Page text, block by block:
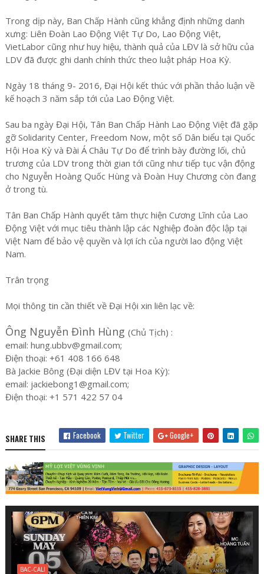
Trong dịp này, Ban Chấp Hành cũng khẳng định những danh
xưng: Liên Đoàn Lao Động Việt Tự Do, Lao Động Việt,
VietLabor cũng như huy hiệu, thành quả của LĐV là sở hữu của
LDV đã được ghi danh chính thức theo luật pháp Hoa Kỳ.
Ngày 18 tháng 9- 2016, Đại Hội kết thúc với phần thảo luận về
kế hoạch 3 năm sắp tới của Lao Động Việt.
Sau ba ngày Đại Hội, Tân Ban Chấp Hành Lao Động Việt đã gặp
gỡ Solidarity Center, Freedom Now, một số Dân biểu tại Quốc
Hội Hoa Kỳ và Đài Á Châu Tự Do để trình bày đường lối, chủ
trương của LDV trong thời gian tới cũng như tiếp tục vận động
cho Nguyễn Hoàng Quốc Hùng và Đoàn Huy Chương còn đang
ở trong tù.
Tân Ban Chấp Hành quyết tâm thực hiện Cương Lĩnh của Lao
Động Việt với mục tiêu thành lập các Nghiệp đoàn độc lập tại
Việt Nam để bảo vệ quyền và lợi ích của người lao động Việt
Nam.
Trân trọng
Mọi thông tin cần thiết về Đại Hội xin liên lạc về:
Ông Nguyễn Đình Hùng (Chủ Tịch) :
email: hung.ubbv@gmail.com;
Điện thoại: +61 408 166 648
Bà Jackie Bông (Đại diện LĐV tại Hoa Kỳ):
email: jackiebong1@gmail.com;
Điện thoại: +1 571 422 57 04
SHARE THIS Facebook Twitter Google+
BAC-CALI